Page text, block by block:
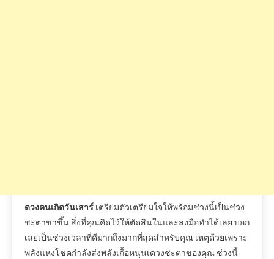
ดวงคนเกิดวันเสาร์ เตรียมตัวเตรียมใจให้พร้อมช่วงนี้เป็นช่วง
ชะตาขาขึ้น สิ่งที่คุณคิดไว้ให้ตัดสินในและลงมือทำได้เลย บอก
เลยเป็นช่วงเวลาที่ดีมากถึงมากที่สุดสำหรับคุณ เหตุด้วยเพราะ
พลังแห่งโชคกำลังส่งพลังเกื้อหนุนเดวงชะตาของคุณ ช่วงนี้